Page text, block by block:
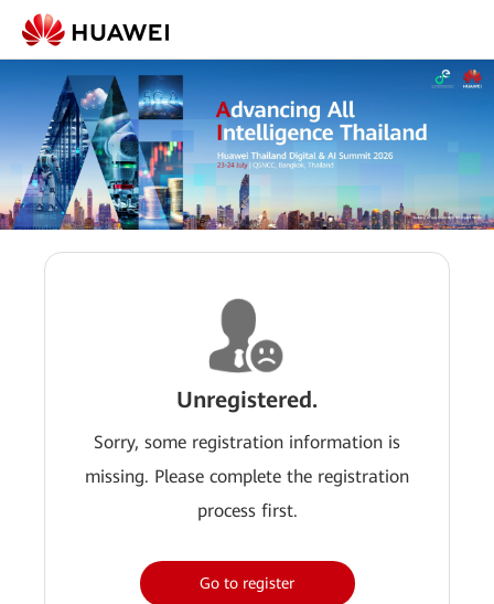
Unregistered.
Sorry, some registration information is
missing. Please complete the registration
process first.
Go to register